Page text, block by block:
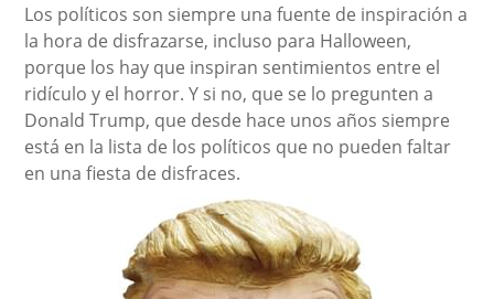
Los políticos son siempre una fuente de inspiración a
la hora de disfrazarse, incluso para Halloween,
porque los hay que inspiran sentimientos entre el
ridículo y el horror. Y si no, que se lo pregunten a
Donald Trump, que desde hace unos años siempre
está en la lista de los políticos que no pueden faltar
en una fiesta de disfraces.